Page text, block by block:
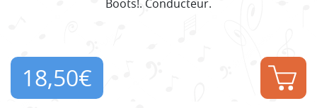
Boots!. Conducteur.
18,50€